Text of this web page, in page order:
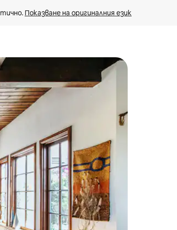
Показване на оригиналния език
или навигирайте с докосване или плъзгане.